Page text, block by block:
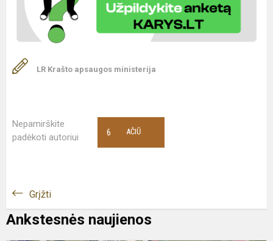
LR Krašto apsaugos ministerija
Nepamirškite
padėkoti autoriui
AČIŪ
6
Grįžti
Ankstesnės naujienos